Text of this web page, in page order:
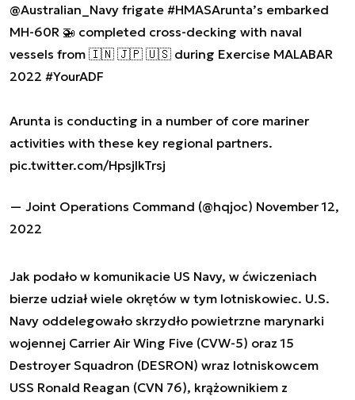
@Australian_Navy frigate #HMASArunta’s embarked
MH-60R 🚁 completed cross-decking with naval
vessels from 🇮🇳 🇯🇵 🇺🇸 during Exercise MALABAR
2022 #YourADF
Arunta is conducting in a number of core mariner
activities with these key regional partners.
pic.twitter.com/HpsjlkTrsj
— Joint Operations Command (@hqjoc) November 12,
2022
Jak podało w komunikacie US Navy, w ćwiczeniach
bierze udział wiele okrętów w tym lotniskowiec. U.S.
Navy oddelegowało skrzydło powietrzne marynarki
wojennej Carrier Air Wing Five (CVW-5) oraz 15
Destroyer Squadron (DESRON) wraz lotniskowcem
USS Ronald Reagan (CVN 76), krążownikiem z